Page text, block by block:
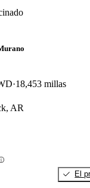
18,453 millas
AR
El